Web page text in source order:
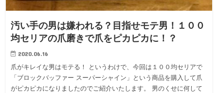
汚い手の男は嫌われる？目指せモテ男！１００
均セリアの爪磨きで爪をピカピカに！？
2020.06.16
爪がキレイな男はモテる！ というわけで、今回は１００均セリアで
「ブロックバッファー スーパーシャイン」という商品を購入して爪
がピカピカになりましたのでご紹介いたします。 男のくせに何して